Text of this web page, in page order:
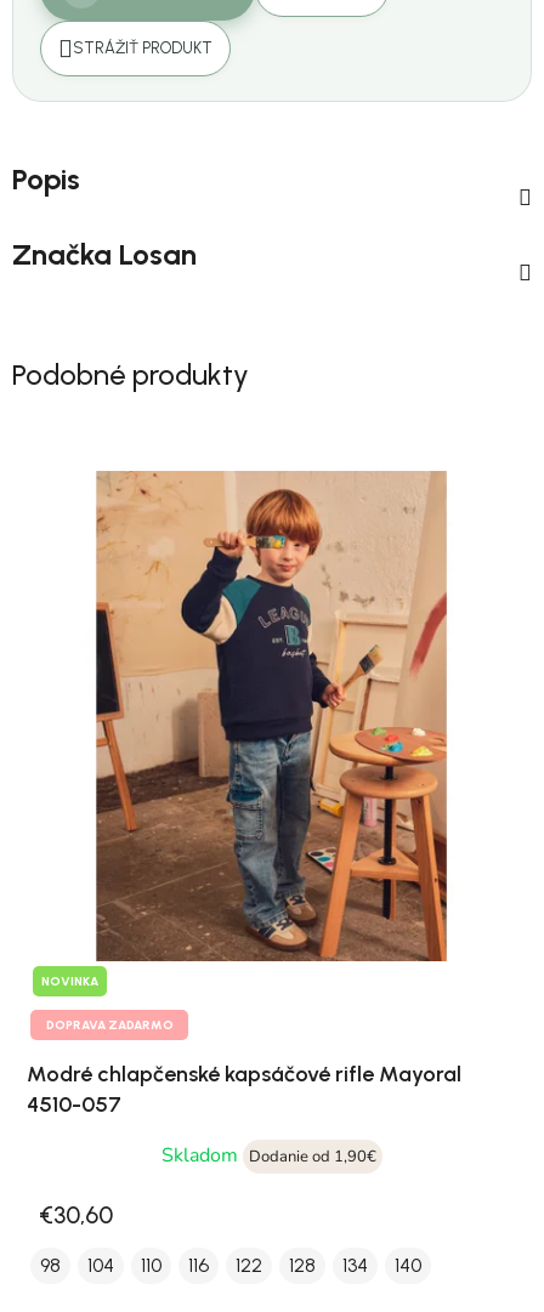
STRÁŽIŤ PRODUKT
Popis
Značka Losan
Podobné produkty
NOVINKA
DOPRAVA ZADARMO
Modré chlapčenské kapsáčové rifle Mayoral
4510-057
Skladom
Dodanie od 1,90€
€30,60
98 104 110 116 122 128 134 140